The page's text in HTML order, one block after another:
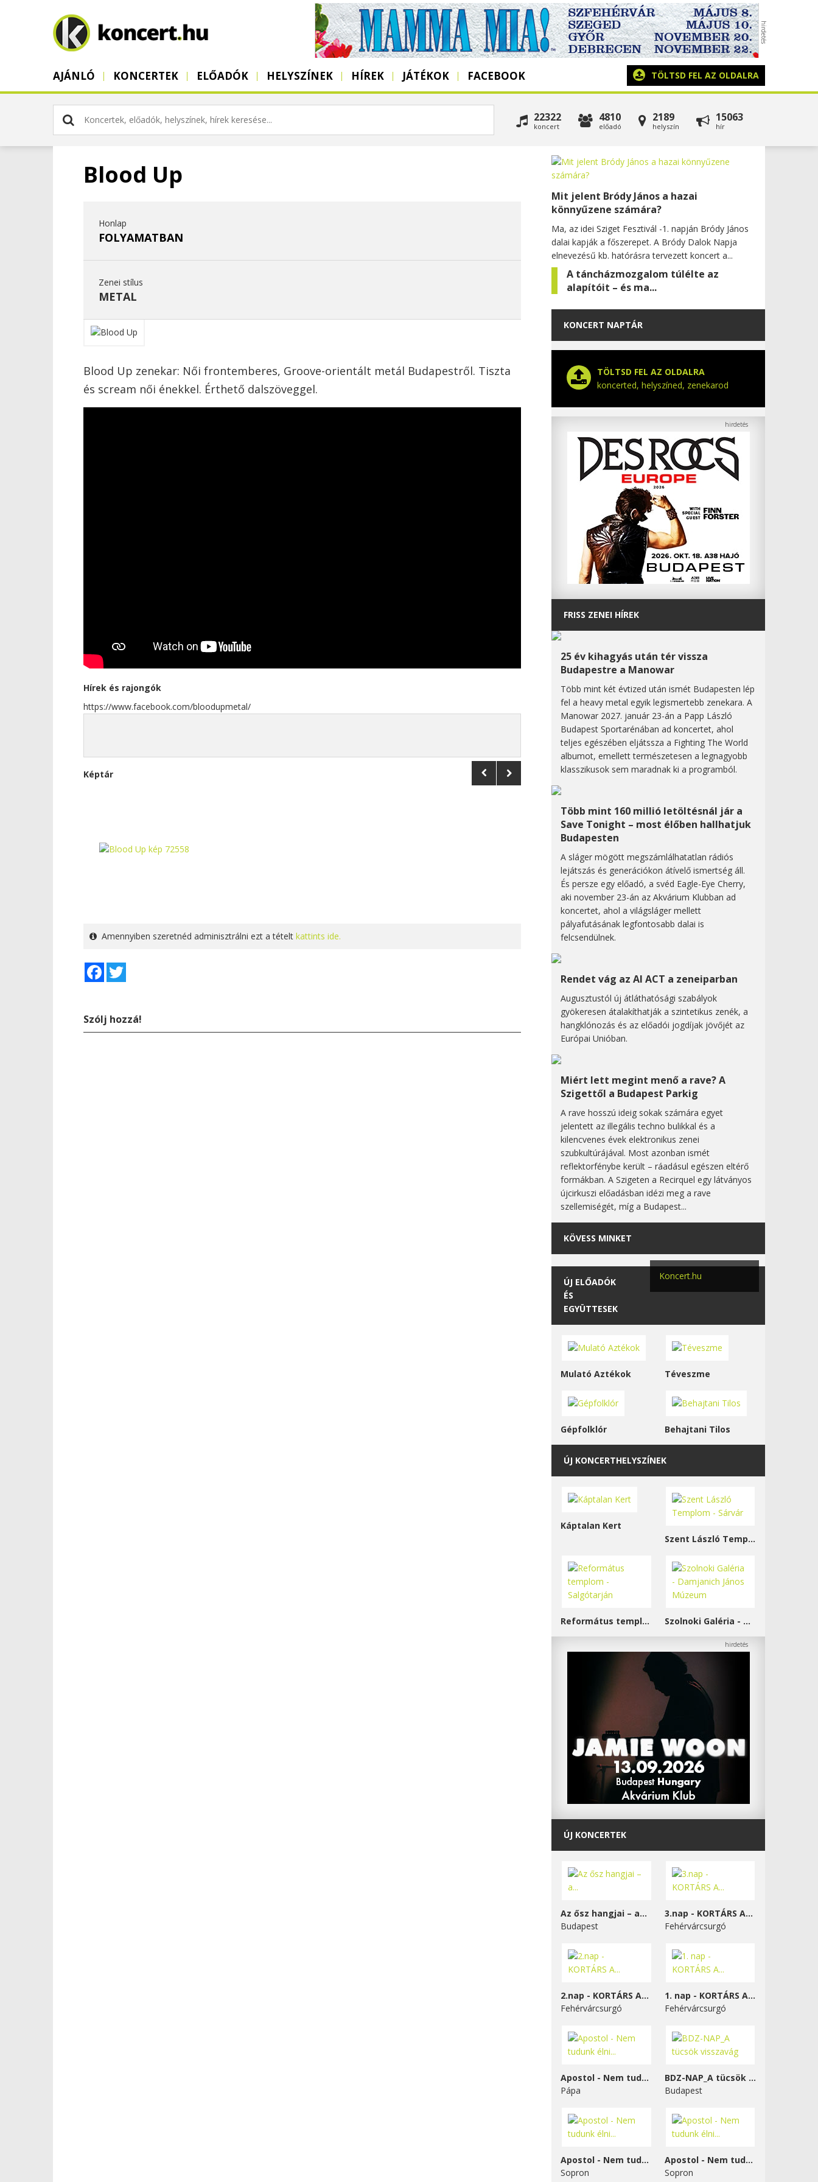
AJÁNLÓ KONCERTEK ELŐADÓK HELYSZÍNEK HÍREK JÁTÉKOK FACEBOOK TÖLTSD FEL AZ OLDALRA
22322
koncert
4810
előadó
2189
helyszín
15063
hír
Blood Up
Honlap
FOLYAMATBAN
Zenei stílus
METAL
Blood Up zenekar: Női frontemberes, Groove-orientált metál Budapestről. Tiszta
és scream női énekkel. Érthető dalszöveggel.
Hírek és rajongók
https://www.facebook.com/bloodupmetal/
Képtár
Amennyiben szeretnéd adminisztrálni ezt a tételt kattints ide.
Facebook
Szólj hozzá!
Mit jelent Bródy János a hazai
könnyűzene számára?
Ma, az idei Sziget Fesztivál -1. napján Bródy János
dalai kapják a főszerepet. A Bródy Dalok Napja
elnevezésű kb. hatórásra tervezett koncert a...
A táncházmozgalom túlélte az
alapítóit – és ma...
KONCERT NAPTÁR
TÖLTSD FEL AZ OLDALRA
koncerted, helyszíned, zenekarod
FRISS ZENEI HÍREK
25 év kihagyás után tér vissza
Budapestre a Manowar
Több mint két évtized után ismét Budapesten lép
fel a heavy metal egyik legismertebb zenekara. A
Manowar 2027. január 23-án a Papp László
Budapest Sportarénában ad koncertet, ahol
teljes egészében eljátssza a Fighting The World
albumot, emellett természetesen a legnagyobb
klasszikusok sem maradnak ki a programból.
Több mint 160 millió letöltésnál jár a
Save Tonight – most élőben hallhatjuk
Budapesten
A sláger mögött megszámlálhatatlan rádiós
lejátszás és generációkon átívelő ismertség áll.
És persze egy előadó, a svéd Eagle-Eye Cherry,
aki november 23-án az Akvárium Klubban ad
koncertet, ahol a világsláger mellett
pályafutásának legfontosabb dalai is
felcsendülnek.
Rendet vág az AI ACT a zeneiparban
Augusztustól új átláthatósági szabályok
gyökeresen átalakíthatják a szintetikus zenék, a
hangklónozás és az előadói jogdíjak jövőjét az
Európai Unióban.
Miért lett megint menő a rave? A
Szigettől a Budapest Parkig
A rave hosszú ideig sokak számára egyet
jelentett az illegális techno bulikkal és a
kilencvenes évek elektronikus zenei
szubkultúrájával. Most azonban ismét
reflektorfénybe került – ráadásul egészen eltérő
formákban. A Szigeten a Recirquel egy látványos
újcirkuszi előadásban idézi meg a rave
szellemiségét, míg a Budapest...
KÖVESS MINKET
Koncert.hu
ÚJ ELŐADÓK
ÉS
EGYÜTTESEK
Mulató Aztékok Téveszme
Gépfolklór Behajtani Tilos
ÚJ KONCERTHELYSZÍNEK
Káptalan Kert
Szent László Templom - Sárvár
Református templom - Salgótarján Szolnoki Galéria - Damjanich János Múzeum
ÚJ KONCERTEK
Az ősz hangjai – a...
Budapest
3.nap - KORTÁRS A...
Fehérvárcsurgó
2.nap - KORTÁRS A...
Fehérvárcsurgó
1. nap - KORTÁRS A...
Fehérvárcsurgó
Apostol - Nem tudunk élni...
Pápa
BDZ-NAP_A tücsök visszavág
Budapest
Apostol - Nem tudunk élni...
Sopron
Apostol - Nem tudunk élni...
Sopron